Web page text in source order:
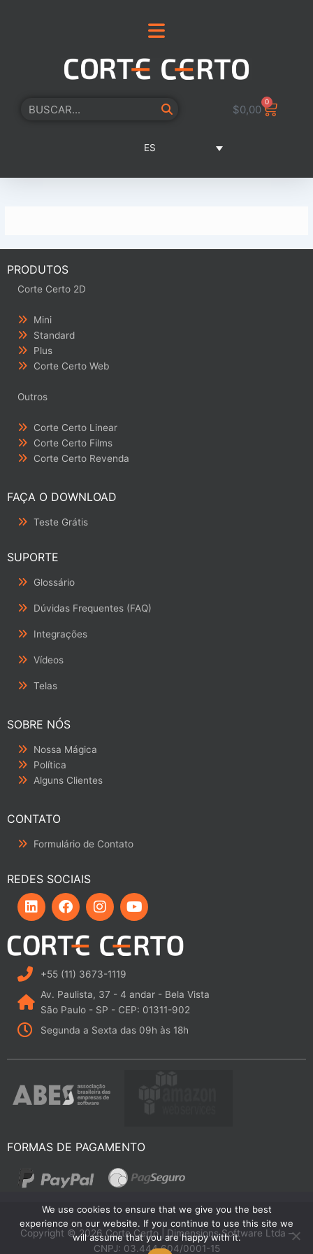
Buscar $0,00
0
Carrito
ES
PRODUTOS
Corte Certo 2D
Mini
Standard
Plus
Corte Certo Web
Outros
Corte Certo Linear
Corte Certo Films
Corte Certo Revenda
FAÇA O DOWNLOAD
Teste Grátis
SUPORTE
Glossário
Dúvidas Frequentes (FAQ)
Integrações
Vídeos
Telas
SOBRE NÓS
Nossa Mágica
Política
Alguns Clientes
CONTATO
Formulário de Contato
REDES SOCIAIS
L
i
n
k
e
d
i
F
a
c
e
b
o
k
I
n
s
t
a
r
a
m
Y
o
u
t
u
+55 (11) 3673-1119
Av. Paulista, 37 - 4 andar - Bela Vista
São Paulo - SP - CEP: 01311-902
Segunda a Sexta das 09h às 18h
FORMAS DE PAGAMENTO
Copyright © 2026 Corte Certo | Dimensions Software Ltda –
CNPJ: 03.444.604/0001-15
We use cookies to ensure that we give you the best
experience on our website. If you continue to use this site we
will assume that you are happy with it.